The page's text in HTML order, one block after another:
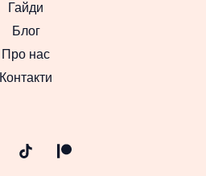
Гайди
Блог
Про нас
Контакти